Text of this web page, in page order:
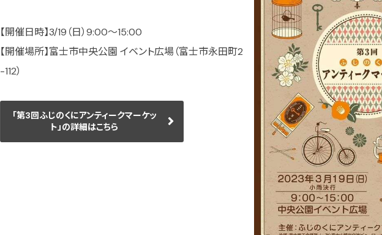
【開催日時】3/19（日）9:00〜15:00
【開催場所】富士市中央公園 イベント広場（富士市永田町2
-112）
「第3回ふじのくにアンティークマーケッ
ト」の詳細はこちら